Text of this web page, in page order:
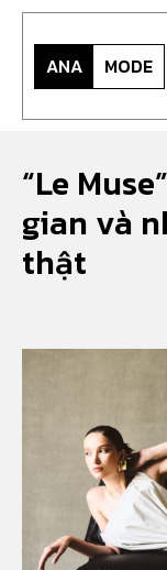
Or continue
All
ANA MODE
“Le
gian và
thật